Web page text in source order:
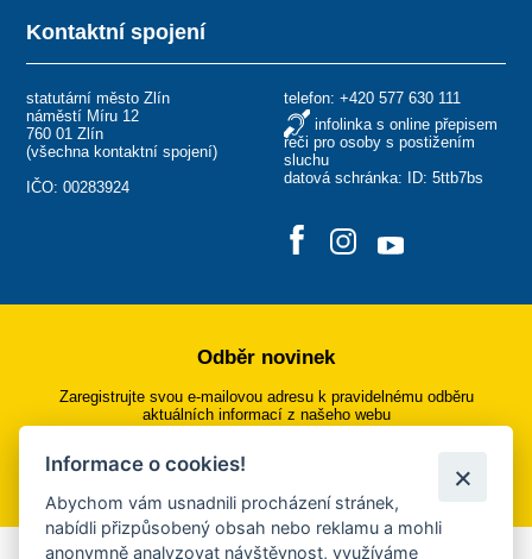
Kontaktní spojení
statutární město Zlín
náměstí Míru 12
760 01 Zlín
(všechna kontaktní spojení)
IČO: 00283924
telefon: +420 577 630 111
infolinka s online přepisem
řeči pro osoby s postižením
sluchu
datová schránka: ID: 5ttb7bs
Odběr novinek
Zaregistrujte svou e-mailovou adresu k pravidelnému odběru
aktuálních informací z našeho webu
Přihlásit se k odběru
Informace o cookies!
Abychom vám usnadnili procházení stránek,
nabídli přizpůsobený obsah nebo reklamu a mohli
anonymně analyzovat návštěvnost, využíváme